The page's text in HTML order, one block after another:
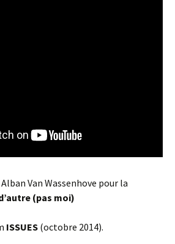
Van Wassenhove pour la
(pas moi)
ISSUES (octobre 2014).